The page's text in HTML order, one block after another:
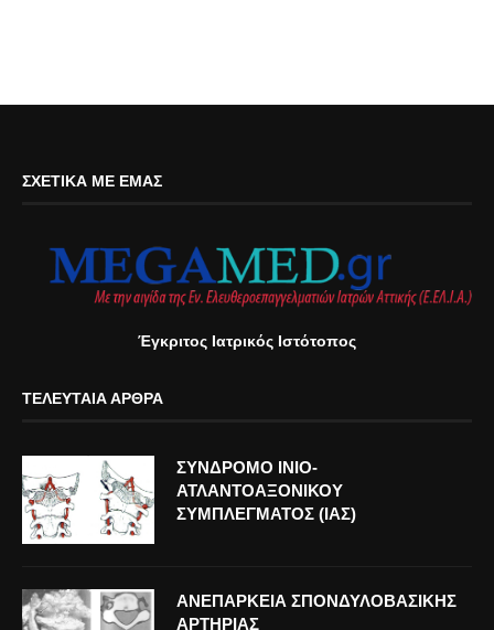
ΣΧΕΤΙΚΆ ΜΕ ΕΜΆΣ
Έγκριτος Ιατρικός Ιστότοπος
ΤΕΛΕΥΤΑΊΑ ΆΡΘΡΑ
ΣΥΝΔΡΟΜΟ ΙΝΙΟ-
ΑΤΛΑΝΤΟΑΞΟΝΙΚΟΥ
ΣΥΜΠΛΕΓΜΑΤΟΣ (ΙΑΣ)
ΑΝΕΠΑΡΚΕΙΑ ΣΠΟΝΔΥΛΟΒΑΣΙΚΗΣ
ΑΡΤΗΡΙΑΣ